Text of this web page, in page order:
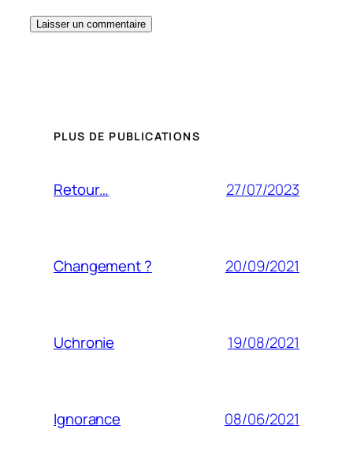
PLUS DE PUBLICATIONS
Retour… 27/07/2023
Changement ? 20/09/2021
Uchronie 19/08/2021
Ignorance 08/06/2021